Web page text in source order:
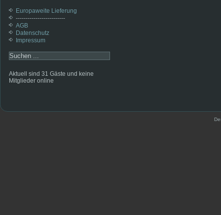
Europaweite Lieferung
-------------------------
AGB
Datenschutz
Impressum
Aktuell sind 31 Gäste und keine
Mitglieder online